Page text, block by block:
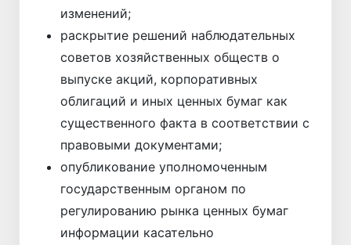
изменений;
раскрытие решений наблюдательных
советов хозяйственных обществ о
выпуске акций, корпоративных
облигаций и иных ценных бумаг как
существенного факта в соответствии с
правовыми документами;
опубликование уполномоченным
государственным органом по
регулированию рынка ценных бумаг
информации касательно